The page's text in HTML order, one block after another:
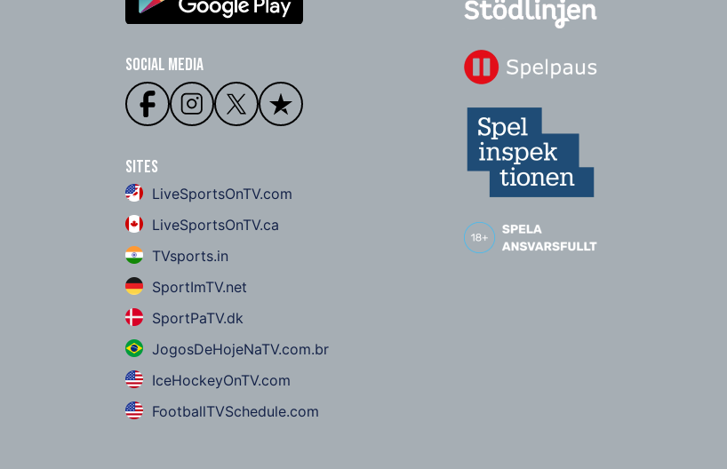
Social Media
Sites
LiveSportsOnTV.com
LiveSportsOnTV.ca
TVsports.in
SportImTV.net
SportPaTV.dk
JogosDeHojeNaTV.com.br
IceHockeyOnTV.com
FootballTVSchedule.com